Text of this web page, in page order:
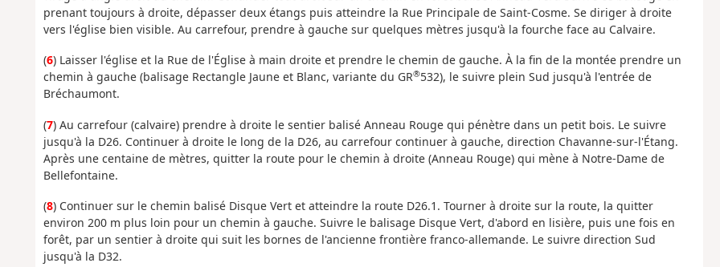
prenant toujours à droite, dépasser deux étangs puis atteindre la Rue Principale de Saint-Cosme. Se diriger à droite
vers l'église bien visible. Au carrefour, prendre à gauche sur quelques mètres jusqu'à la fourche face au Calvaire.
(6) Laisser l'église et la Rue de l'Église à main droite et prendre le chemin de gauche. À la fin de la montée prendre un
chemin à gauche (balisage Rectangle Jaune et Blanc, variante du GR®532), le suivre plein Sud jusqu'à l'entrée de
Bréchaumont.
(7) Au carrefour (calvaire) prendre à droite le sentier balisé Anneau Rouge qui pénètre dans un petit bois. Le suivre
jusqu'à la D26. Continuer à droite le long de la D26, au carrefour continuer à gauche, direction Chavanne-sur-l'Étang.
Après une centaine de mètres, quitter la route pour le chemin à droite (Anneau Rouge) qui mène à Notre-Dame de
Bellefontaine.
(8) Continuer sur le chemin balisé Disque Vert et atteindre la route D26.1. Tourner à droite sur la route, la quitter
environ 200 m plus loin pour un chemin à gauche. Suivre le balisage Disque Vert, d'abord en lisière, puis une fois en
forêt, par un sentier à droite qui suit les bornes de l'ancienne frontière franco-allemande. Le suivre direction Sud
jusqu'à la D32.